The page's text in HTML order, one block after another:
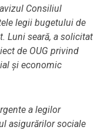
Consiliul
legii bugetului de
Luni seară, a solicitat
de OUG privind
și economic
a legilor
asigurărilor sociale